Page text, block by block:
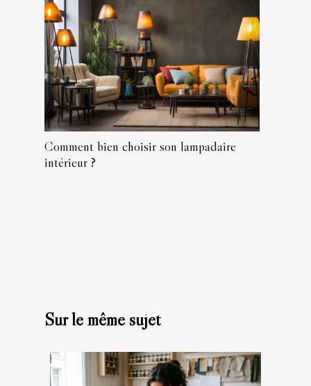
Comment bien choisir son lampadaire
intérieur ?
Sur le même sujet